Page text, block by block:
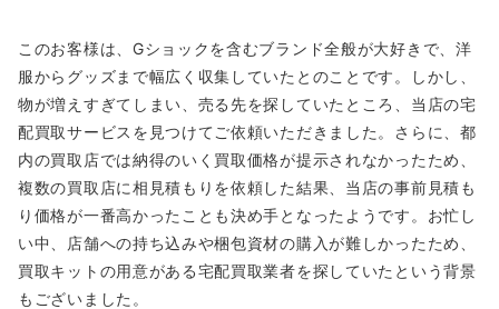
このお客様は、Gショックを含むブランド全般が大好きで、洋
服からグッズまで幅広く収集していたとのことです。しかし、
物が増えすぎてしまい、売る先を探していたところ、当店の宅
配買取サービスを見つけてご依頼いただきました。さらに、都
内の買取店では納得のいく買取価格が提示されなかったため、
複数の買取店に相見積もりを依頼した結果、当店の事前見積も
り価格が一番高かったことも決め手となったようです。お忙し
い中、店舗への持ち込みや梱包資材の購入が難しかったため、
買取キットの用意がある宅配買取業者を探していたという背景
もございました。